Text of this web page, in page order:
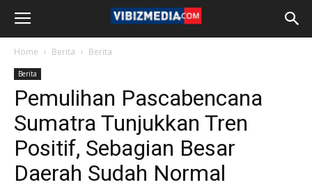
Home Berita Berita
Berita
Pemulihan Pascabencana
Sumatra Tunjukkan Tren
Positif, Sebagian Besar
Daerah Sudah Normal